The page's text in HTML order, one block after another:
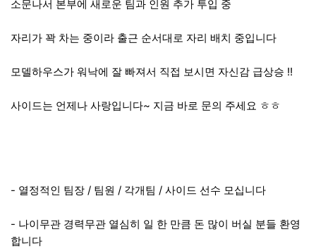
소문나서 본부에 새로운 팀과 인원 추가 투입 중
자리가 꽉 차는 중이라 출근 순서대로 자리 배치 중입니다
모델하우스가 워낙에 잘 빠져서 직접 보시면 자신감 급상승 !!
사이드는 언제나 사랑입니다~ 지금 바로 문의 주세요 ㅎㅎ
- 열정적인 팀장 / 팀원 / 각개팀 / 사이드 선수 모십니다
- 나이무관 경력무관 열심히 일 한 만큼 돈 많이 버실 분들 환영
합니다